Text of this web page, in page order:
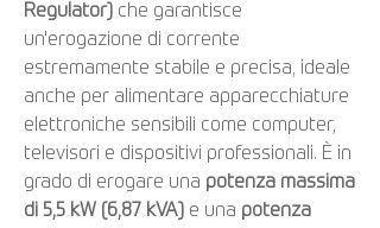
Regulator) che garantisce
un'erogazione di corrente
estremamente stabile e precisa, ideale
anche per alimentare apparecchiature
elettroniche sensibili come computer,
televisori e dispositivi professionali. È in
grado di erogare una potenza massima
di 5,5 kW (6,87 kVA) e una potenza